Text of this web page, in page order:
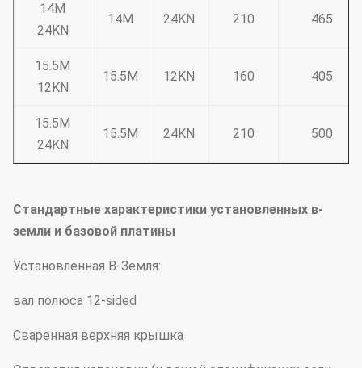
14M
24KN
14M 24KN 210 465
15.5M
12KN
15.5M 12KN 160 405
15.5M
24KN
15.5M 24KN 210 500
Стандартные характеристики установленных в-
земли и базовой платины
Установленная В-Земля:
вал полюса 12-sided
Сваренная верхняя крышка